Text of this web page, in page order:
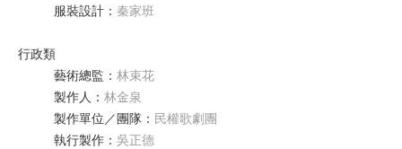
服裝設計 ： 秦家班
行政類
藝術總監 ： 林束花
製作人 ： 林金泉
製作單位／團隊 ： 民權歌劇團
執行製作 ： 吳正德